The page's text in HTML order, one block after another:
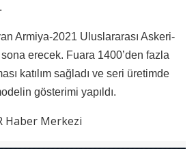
Armiya-2021 Uluslararası Askeri-
erecek. Fuara 1400’den fazla
katılım sağladı ve seri üretimde
gösterimi yapıldı.
Haber Merkezi